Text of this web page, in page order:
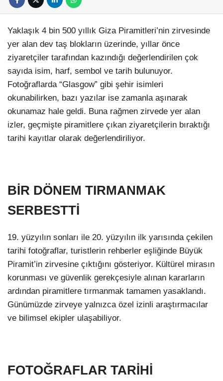
Yaklaşık 4 bin 500 yıllık Giza Piramitleri’nin zirvesinde
yer alan dev taş blokların üzerinde, yıllar önce
ziyaretçiler tarafından kazındığı değerlendirilen çok
sayıda isim, harf, sembol ve tarih bulunuyor.
Fotoğraflarda “Glasgow” gibi şehir isimleri
okunabilirken, bazı yazılar ise zamanla aşınarak
okunamaz hale geldi. Buna rağmen zirvede yer alan
izler, geçmişte piramitlere çıkan ziyaretçilerin bıraktığı
tarihi kayıtlar olarak değerlendiriliyor.
BİR DÖNEM TIRMANMAK
SERBESTTİ
19. yüzyılın sonları ile 20. yüzyılın ilk yarısında çekilen
tarihi fotoğraflar, turistlerin rehberler eşliğinde Büyük
Piramit’in zirvesine çıktığını gösteriyor. Kültürel mirasın
korunması ve güvenlik gerekçesiyle alınan kararların
ardından piramitlere tırmanmak tamamen yasaklandı.
Günümüzde zirveye yalnızca özel izinli araştırmacılar
ve bilimsel ekipler ulaşabiliyor.
FOTOĞRAFLAR TARİHİ